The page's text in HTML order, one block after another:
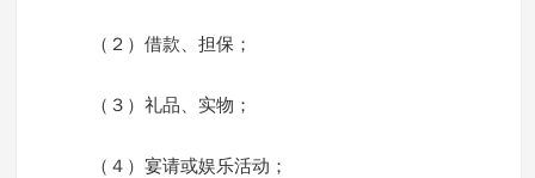
（２）借款、担保；
（３）礼品、实物；
（４）宴请或娱乐活动；